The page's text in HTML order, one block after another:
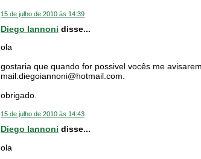
15 de julho de 2010 às 14:39
Diego Iannoni disse...
ola
gostaria que quando for possivel vocês me
mail:diegoiannoni@hotmail.com.
obrigado.
15 de julho de 2010 às 14:43
Diego Iannoni disse...
ola